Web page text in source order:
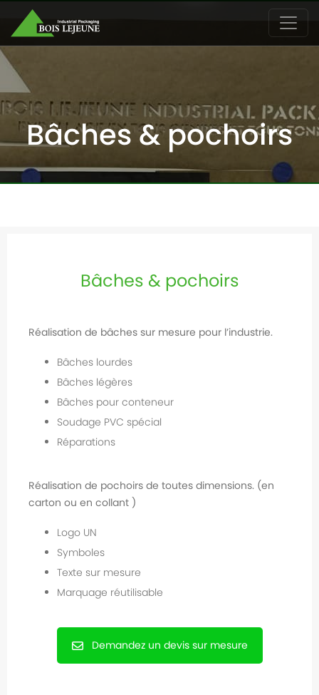
Bâches & pochoirs
Bâches & pochoirs
Réalisation de bâches sur mesure pour l’industrie.
Bâches lourdes
Bâches légères
Bâches pour conteneur
Soudage PVC spécial
Réparations
Réalisation de pochoirs de toutes dimensions. (en
carton ou en collant )
Logo UN
Symboles
Texte sur mesure
Marquage réutilisable
Demandez un devis sur mesure